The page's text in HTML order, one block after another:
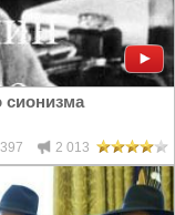
сионизма
2 013